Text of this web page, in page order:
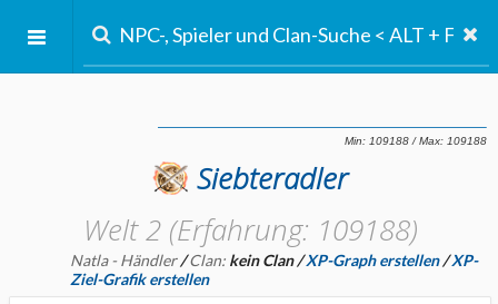
Siebteradler
Welt 2 (Erfahrung: 109188)
Natla - Händler/Clan: kein Clan/XP-Graph erstellen/XP-
Ziel-Grafik erstellen